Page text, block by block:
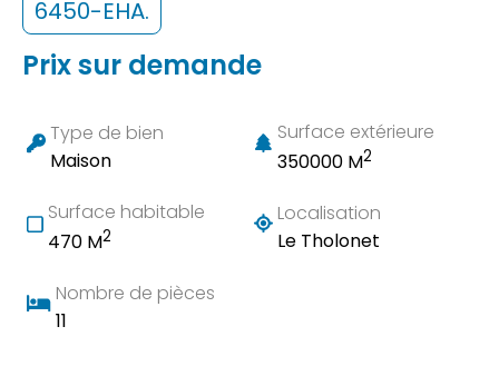
6450-EHA.
Prix sur demande
Type de bien
Maison
Surface extérieure
350000 M2
Surface habitable
470 M2
Localisation
Le Tholonet
Nombre de pièces
11